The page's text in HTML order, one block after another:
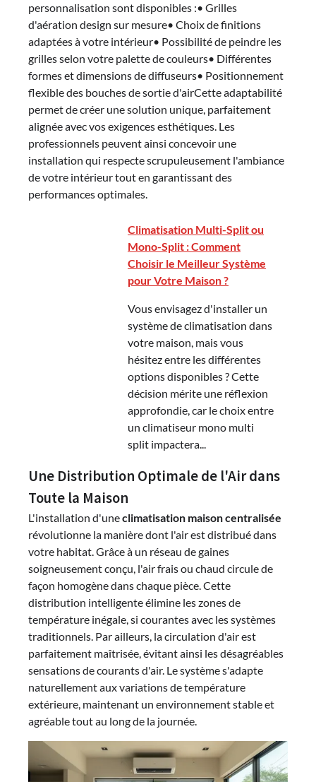
personnalisation sont disponibles :• Grilles
d'aération design sur mesure• Choix de finitions
adaptées à votre intérieur• Possibilité de peindre les
grilles selon votre palette de couleurs• Différentes
formes et dimensions de diffuseurs• Positionnement
flexible des bouches de sortie d'airCette adaptabilité
permet de créer une solution unique, parfaitement
alignée avec vos exigences esthétiques. Les
professionnels peuvent ainsi concevoir une
installation qui respecte scrupuleusement l'ambiance
de votre intérieur tout en garantissant des
performances optimales.
Climatisation Multi-Split ou
Mono-Split : Comment
Choisir le Meilleur Système
pour Votre Maison ?
Vous envisagez d'installer un
système de climatisation dans
votre maison, mais vous
hésitez entre les différentes
options disponibles ? Cette
décision mérite une réflexion
approfondie, car le choix entre
un climatiseur mono multi
split impactera...
Une Distribution Optimale de l'Air dans
Toute la Maison
L'installation d'uneclimatisation maison centralisée
révolutionne la manière dont l'air est distribué dans
votre habitat. Grâce à un réseau de gaines
soigneusement conçu, l'air frais ou chaud circule de
façon homogène dans chaque pièce. Cette
distribution intelligente élimine les zones de
température inégale, si courantes avec les systèmes
traditionnels. Par ailleurs, la circulation d'air est
parfaitement maîtrisée, évitant ainsi les désagréables
sensations de courants d'air. Le système s'adapte
naturellement aux variations de température
extérieure, maintenant un environnement stable et
agréable tout au long de la journée.